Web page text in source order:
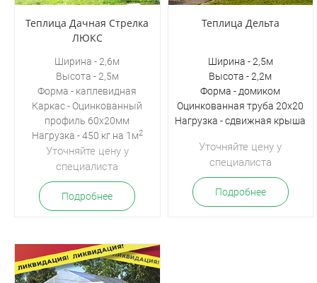
Теплица Дачная Стрелка
ЛЮКС
Ширина - 2,6м
Высота - 2,5м
Форма - каплевидная
Каркас - Оцинкованный
профиль 60х20мм
Нагрузка - 450 кг на 1м2
Уточняйте цену у
специалиста
Подробнее
Теплица Дельта
Ширина - 2,5м
Высота - 2,2м
Форма - домиком
Оцинкованная труба 20х20
Нагрузка - сдвижная крыша
Уточняйте цену у
специалиста
Подробнее